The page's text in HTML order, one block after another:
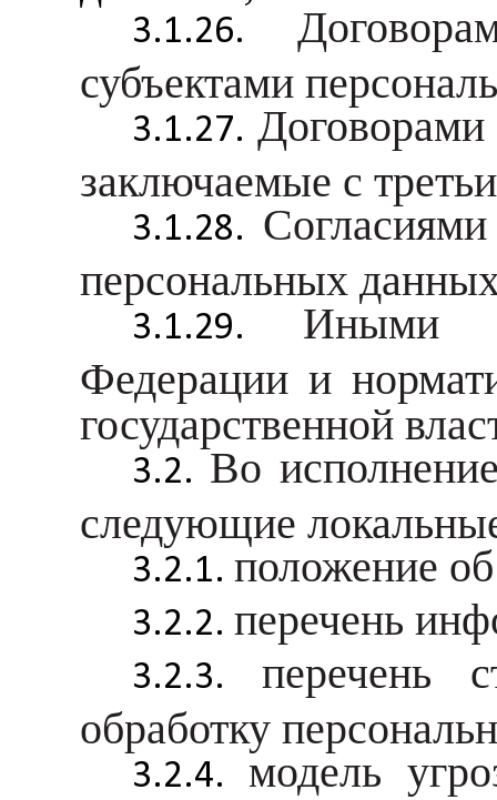
субъектами
заключаемые с
персональных
Иными
Федерации и
государственной
Во
следующие
положение
перечень
перечень
обработку
модель